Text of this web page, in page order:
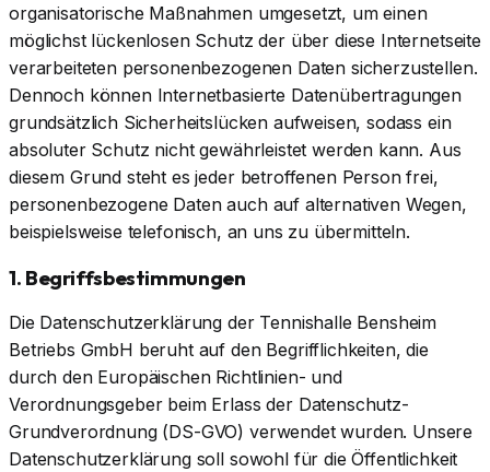
organisatorische Maßnahmen umgesetzt, um einen
möglichst lückenlosen Schutz der über diese Internetseite
verarbeiteten personenbezogenen Daten sicherzustellen.
Dennoch können Internetbasierte Datenübertragungen
grundsätzlich Sicherheitslücken aufweisen, sodass ein
absoluter Schutz nicht gewährleistet werden kann. Aus
diesem Grund steht es jeder betroffenen Person frei,
personenbezogene Daten auch auf alternativen Wegen,
beispielsweise telefonisch, an uns zu übermitteln.
1. Begriffsbestimmungen
Die Datenschutzerklärung der Tennishalle Bensheim
Betriebs GmbH beruht auf den Begrifflichkeiten, die
durch den Europäischen Richtlinien- und
Verordnungsgeber beim Erlass der Datenschutz-
Grundverordnung (DS-GVO) verwendet wurden. Unsere
Datenschutzerklärung soll sowohl für die Öffentlichkeit